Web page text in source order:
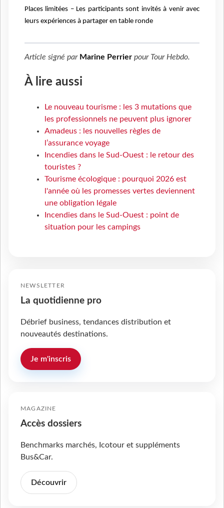
Places limitées – Les participants sont invités à venir avec
leurs expériences à partager en table ronde
Article signé par Marine Perrier pour Tour Hebdo.
À lire aussi
Le nouveau tourisme : les 3 mutations que
les professionnels ne peuvent plus ignorer
Amadeus : les nouvelles règles de
l’assurance voyage
Incendies dans le Sud-Ouest : le retour des
touristes ?
Tourisme écologique : pourquoi 2026 est
l'année où les promesses vertes deviennent
une obligation légale
Incendies dans le Sud-Ouest : point de
situation pour les campings
NEWSLETTER
La quotidienne pro
Débrief business, tendances distribution et
nouveautés destinations.
Je m'inscris
MAGAZINE
Accès dossiers
Benchmarks marchés, Icotour et suppléments
Bus&Car.
Découvrir